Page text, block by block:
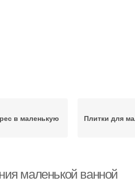
в маленькую Плитки для
маленькой ванной